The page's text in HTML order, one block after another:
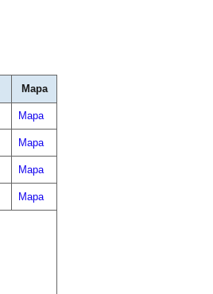
Mapa
Mapa
Mapa
Mapa
Mapa